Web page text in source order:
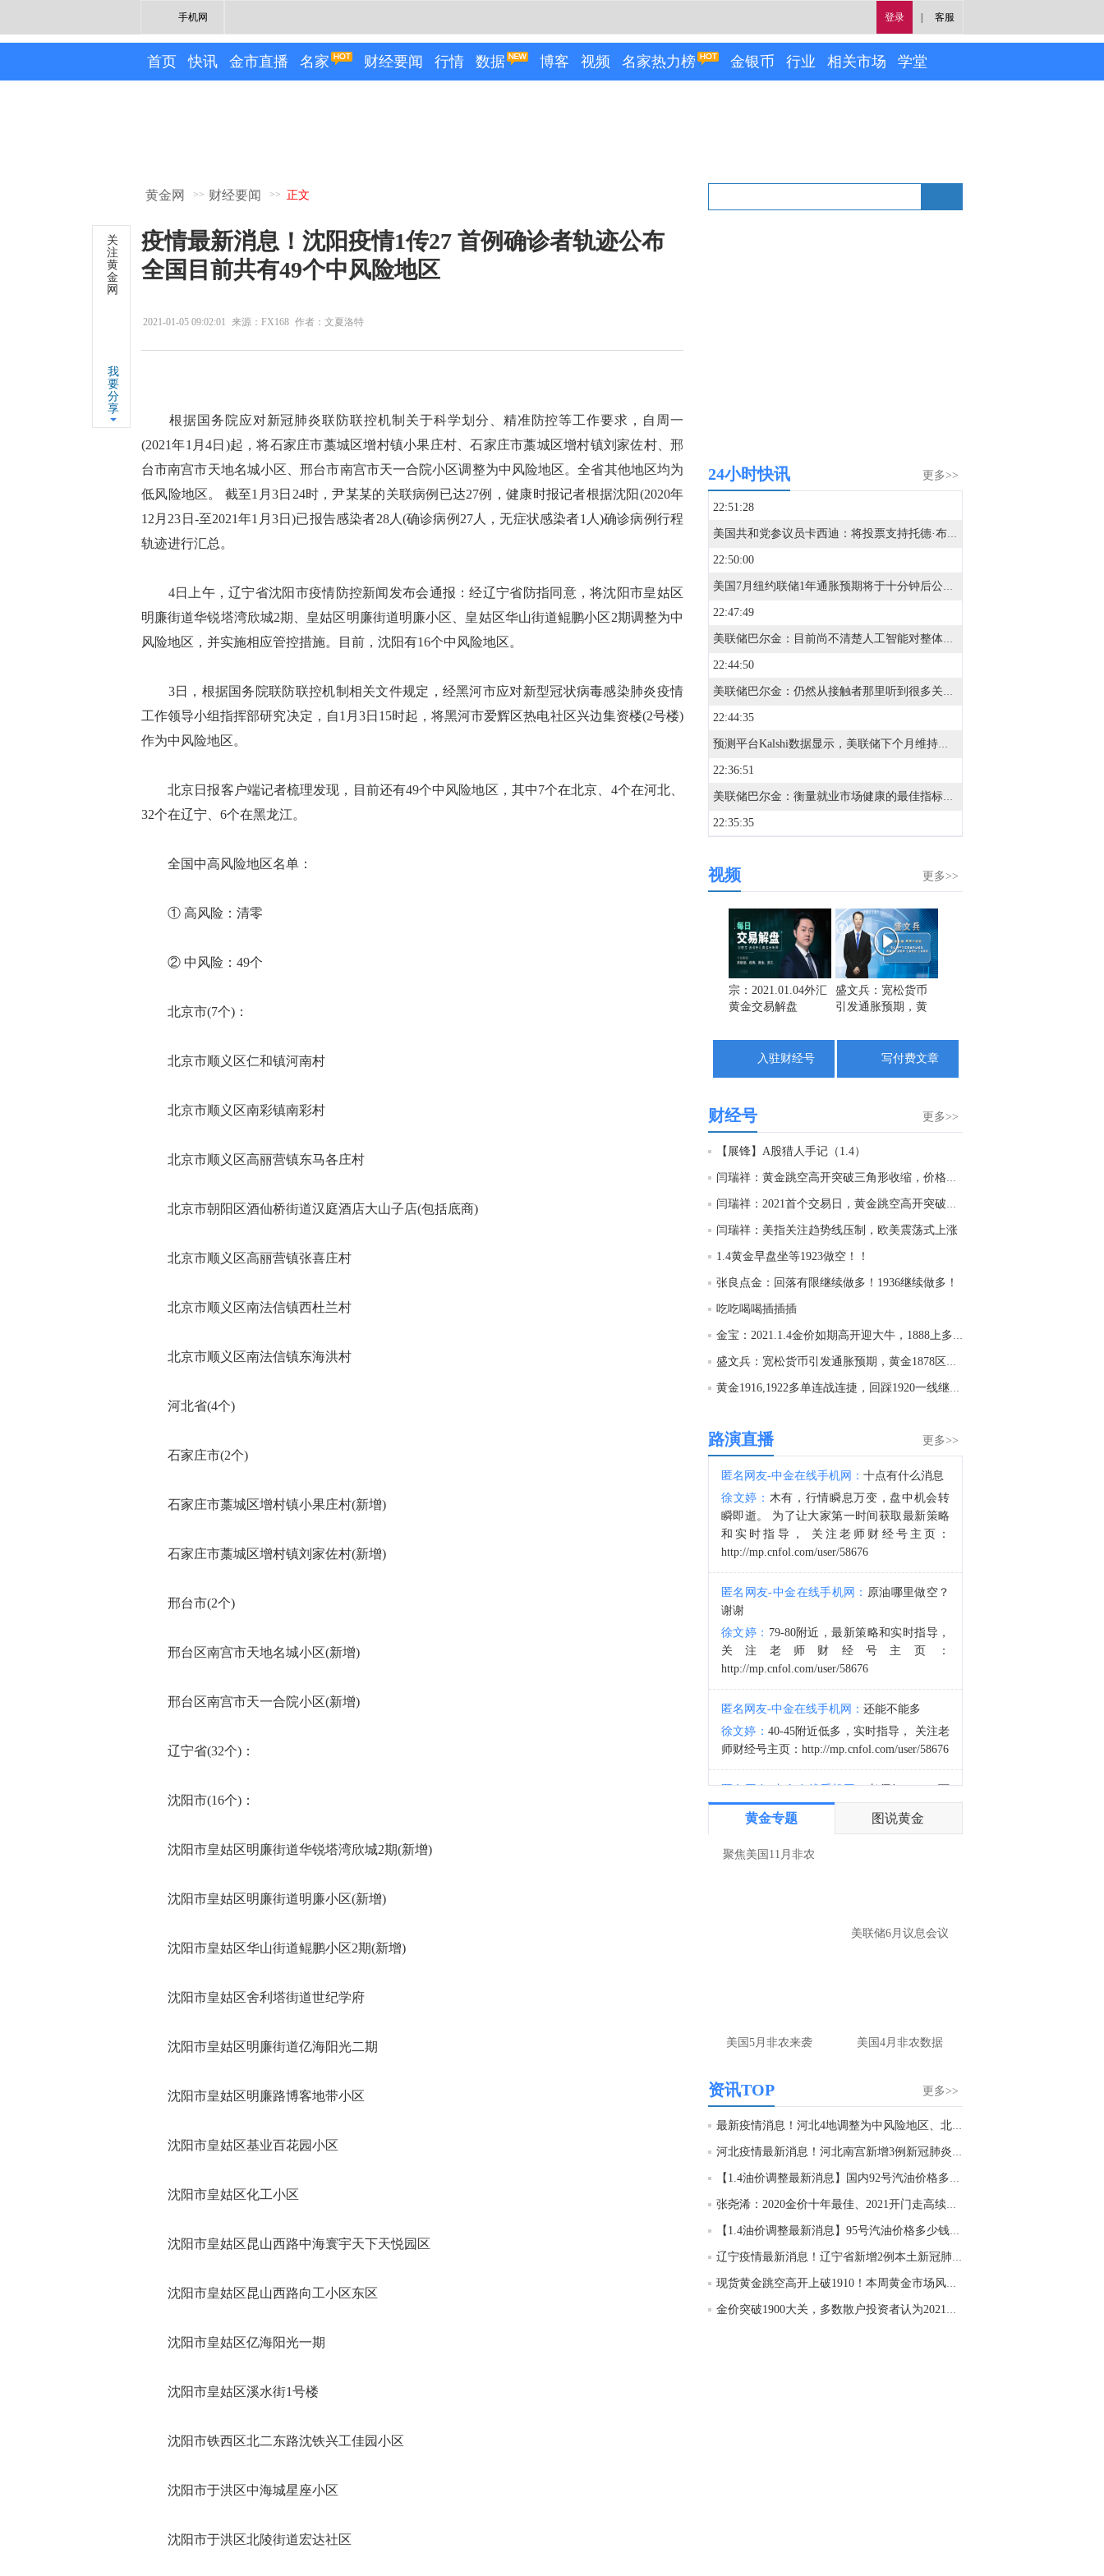
登录 客服
手机网
首页 快讯 金市直播 名家 财经要闻 行情 数据 博客 视频 名家热力榜 金银币 行业 相关市场 学堂
黄金网 >> 财经要闻 >> 正文
疫情最新消息！沈阳疫情1传27 首例确诊者轨迹公布
全国目前共有49个中风险地区
2021-01-05 09:02:01 来源：FX168 作者：文夏洛特
关
注
黄
金
网
我
要
分
享
根据国务院应对新冠肺炎联防联控机制关于科学划分、精准防控等工作要求，自周一
(2021年1月4日)起，将石家庄市藁城区增村镇小果庄村、石家庄市藁城区增村镇刘家佐村、邢
台市南宫市天地名城小区、邢台市南宫市天一合院小区调整为中风险地区。全省其他地区均为
低风险地区。 截至1月3日24时，尹某某的关联病例已达27例，健康时报记者根据沈阳(2020年
12月23日-至2021年1月3日)已报告感染者28人(确诊病例27人，无症状感染者1人)确诊病例行程
轨迹进行汇总。
4日上午，辽宁省沈阳市疫情防控新闻发布会通报：经辽宁省防指同意，将沈阳市皇姑区
明廉街道华锐塔湾欣城2期、皇姑区明廉街道明廉小区、皇姑区华山街道鲲鹏小区2期调整为中
风险地区，并实施相应管控措施。目前，沈阳有16个中风险地区。
3日，根据国务院联防联控机制相关文件规定，经黑河市应对新型冠状病毒感染肺炎疫情
工作领导小组指挥部研究决定，自1月3日15时起，将黑河市爱辉区热电社区兴边集资楼(2号楼)
作为中风险地区。
北京日报客户端记者梳理发现，目前还有49个中风险地区，其中7个在北京、4个在河北、
32个在辽宁、6个在黑龙江。
全国中高风险地区名单：
① 高风险：清零
② 中风险：49个
北京市(7个)：
北京市顺义区仁和镇河南村
北京市顺义区南彩镇南彩村
北京市顺义区高丽营镇东马各庄村
北京市朝阳区酒仙桥街道汉庭酒店大山子店(包括底商)
北京市顺义区高丽营镇张喜庄村
北京市顺义区南法信镇西杜兰村
北京市顺义区南法信镇东海洪村
河北省(4个)
石家庄市(2个)
石家庄市藁城区增村镇小果庄村(新增)
石家庄市藁城区增村镇刘家佐村(新增)
邢台市(2个)
邢台区南宫市天地名城小区(新增)
邢台区南宫市天一合院小区(新增)
辽宁省(32个)：
沈阳市(16个)：
沈阳市皇姑区明廉街道华锐塔湾欣城2期(新增)
沈阳市皇姑区明廉街道明廉小区(新增)
沈阳市皇姑区华山街道鲲鹏小区2期(新增)
沈阳市皇姑区舍利塔街道世纪学府
沈阳市皇姑区明廉街道亿海阳光二期
沈阳市皇姑区明廉路博客地带小区
沈阳市皇姑区基业百花园小区
沈阳市皇姑区化工小区
沈阳市皇姑区昆山西路中海寰宇天下天悦园区
沈阳市皇姑区昆山西路向工小区东区
沈阳市皇姑区亿海阳光一期
沈阳市皇姑区溪水街1号楼
沈阳市铁西区北二东路沈铁兴工佳园小区
沈阳市于洪区中海城星座小区
沈阳市于洪区北陵街道宏达社区
更多>>
24小时快讯
22:51:28
美国共和党参议员卡西迪：将投票支持托德·布兰奇出任司法部长的提名。
22:50:00
美国7月纽约联储1年通胀预期将于十分钟后公布。
22:47:49
美联储巴尔金：目前尚不清楚人工智能对整体生产力水平的影响有多大。
22:44:50
美联储巴尔金：仍然从接触者那里听到很多关于通胀和成本压力的信息。
22:44:35
预测平台Kalshi数据显示，美联储下个月维持利率不变的概率升至65%。
22:36:51
美联储巴尔金：衡量就业市场健康的最佳指标是失业率。
22:35:35
22:35:12
22:33:43
美联储巴尔金：目前不认为存在工资通胀。
22:31:47
SpaceX(SPCX.O)股价持续走高，日内涨幅扩大至逾11%。
22:19:55
白宫国家经济委员会主任哈塞特：我们意识到天然气价格很高。
22:19:21
法院裁决显示，美国上诉法院阻止了特朗普4亿美元的白宫宴会厅项目。
更多>>
视频
宗：2021.01.04外汇
黄金交易解盘
盛文兵：宽松货币
引发通胀预期，黄
面跳涨
入驻财经号 写付费文章
更多>>
财经号
【展锋】A股猎人手记（1.4）
闫瑞祥：黄金跳空高开突破三角形收缩，价格阻力变支撑
闫瑞祥：2021首个交易日，黄金跳空高开突破阻力变支撑
闫瑞祥：美指关注趋势线压制，欧美震荡式上涨
1.4黄金早盘坐等1923做空！！
张良点金：回落有限继续做多！1936继续做多！
吃吃喝喝插插插
金宝：2021.1.4金价如期高开迎大牛，1888上多奥利给
盛文兵：宽松货币引发通胀预期，黄金1878区域多持有中
黄金1916,1922多单连战连捷，回踩1920一线继续干多
更多>>
路演直播
匿名网友-中金在线手机网： 十点有什么消息
徐文婷： 木有，行情瞬息万变，盘中机会转
瞬即逝。 为了让大家第一时间获取最新策略
和实时指导， 关注老师财经号主页：
http://mp.cnfol.com/user/58676
匿名网友-中金在线手机网： 原油哪里做空？
谢谢
徐文婷： 79-80附近，最新策略和实时指导，
关注老师财经号主页：
http://mp.cnfol.com/user/58676
匿名网友-中金在线手机网： 还能不能多
徐文婷： 40-45附近低多，实时指导， 关注老
师财经号主页：http://mp.cnfol.com/user/58676
匿名网友-中金在线手机网：老师好，4345可
以多吗？
让大家第一时间获取最新策略和实时指
匿名网友-中金在线手机网：
黄金多，看到什
徐文婷：
时指导， 关注老师财经号主页：
http://mp.cnfol.com/user/58676
匿名网友-中金在线手机网：止损多少 老师
徐文婷：7美金
度。70一50？。
徐文婷：带上止损博弈，实时指导， 关注老
师财经号主页：http://mp.cnfol.com/user/58676
匿名网友-中金在线手机网：老师好，金现在
黄金专题 图说黄金
聚焦美国11月非农
美联储6月议息会议
美国5月非农来袭 美国4月非农数据
更多>>
资讯TOP
最新疫情消息！河北4地调整为中风险地区、北京1...
河北疫情最新消息！河北南宫新增3例新冠肺炎确...
【1.4油价调整最新消息】国内92号汽油价格多少...
张尧浠：2020金价十年最佳、2021开门走高续看19...
【1.4油价调整最新消息】95号汽油价格多少钱一...
辽宁疫情最新消息！辽宁省新增2例本土新冠肺炎...
现货黄金跳空高开上破1910！本周黄金市场风险预...
金价突破1900大关，多数散户投资者认为2021年金...